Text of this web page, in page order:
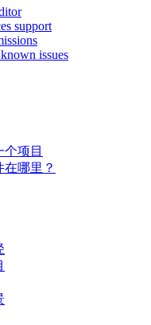
support
issues
项目
哪里？